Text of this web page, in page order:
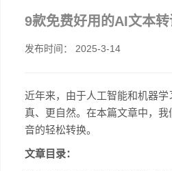
9款免费好用的AI文本
发布时间： 2025-3-14
近年来，由于人工智能和机器
真、更自然。在本篇文章中，
音的轻松转换。
文章目录：